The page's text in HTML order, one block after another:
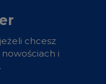
chcesz
i